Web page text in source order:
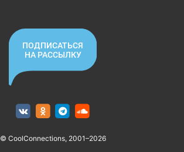
ПОДПИСАТЬСЯ
НА РАССЫЛКУ
© CoolConnections, 2001–2026